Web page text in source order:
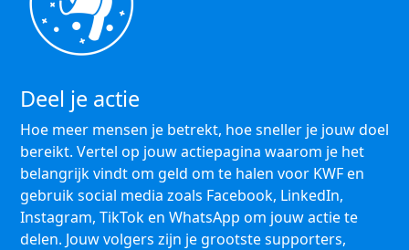
Deel je actie
Hoe meer mensen je betrekt, hoe sneller je jouw doel
bereikt. Vertel op jouw actiepagina waarom je het
belangrijk vindt om geld om te halen voor KWF en
gebruik social media zoals Facebook, LinkedIn,
Instagram, TikTok en WhatsApp om jouw actie te
delen. Jouw volgers zijn je grootste supporters,